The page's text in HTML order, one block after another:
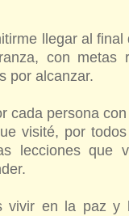
llegar al final
con metas
por alcanzar.
cada persona
visité, por
lecciones que
vivir en la paz y